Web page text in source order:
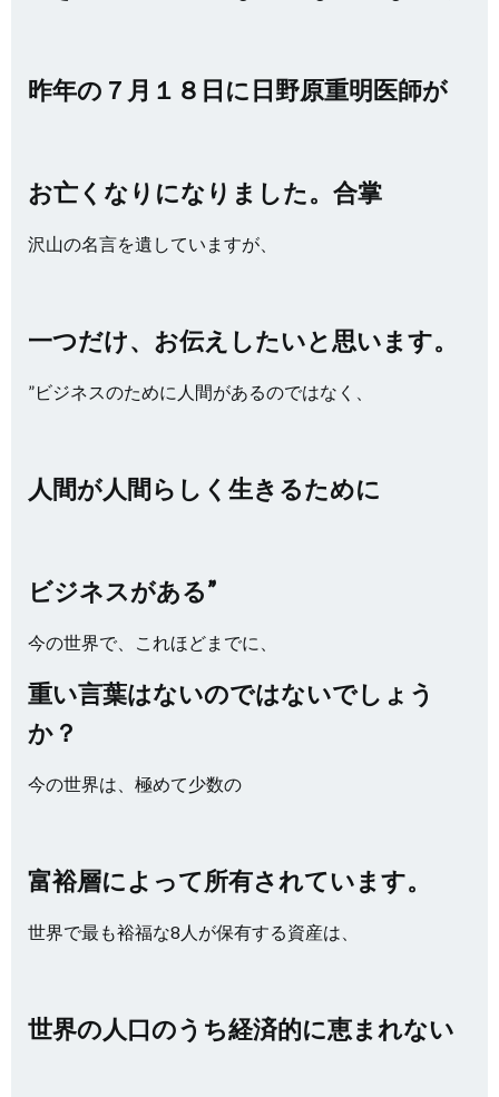
昨年の７月１８日に日野原重明医師が
お亡くなりになりました。合掌
沢山の名言を遺していますが、
一つだけ、お伝えしたいと思います。
”ビジネスのために人間があるのではなく、
人間が人間らしく生きるために
ビジネスがある”
今の世界で、これほどまでに、
重い言葉はないのではないでしょう
か？
今の世界は、極めて少数の
富裕層によって所有されています。
世界で最も裕福な8人が保有する資産は、
世界の人口のうち経済的に恵まれない